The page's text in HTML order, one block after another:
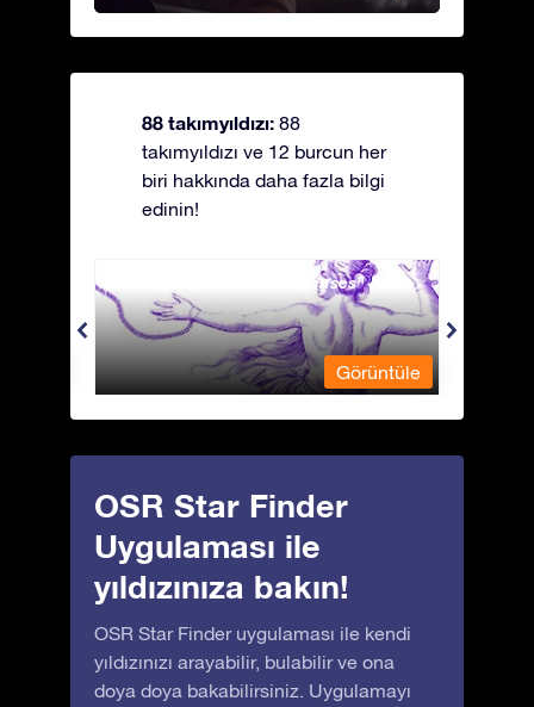
88 takımyıldızı: 88
takımyıldızı ve 12 burcun her
biri hakkında daha fazla bilgi
edinin!
Andromeda - Zincirli Prenses
Görüntüle
OSR Star Finder
Uygulaması ile
yıldızınıza bakın!
OSR Star Finder uygulaması ile kendi
yıldızınızı arayabilir, bulabilir ve ona
doya doya bakabilirsiniz. Uygulamayı